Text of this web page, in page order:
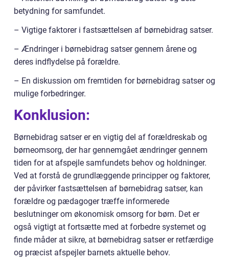
betydning for samfundet.
– Vigtige faktorer i fastsættelsen af børnebidrag satser.
– Ændringer i børnebidrag satser gennem årene og
deres indflydelse på forældre.
– En diskussion om fremtiden for børnebidrag satser og
mulige forbedringer.
Konklusion:
Børnebidrag satser er en vigtig del af forældreskab og
børneomsorg, der har gennemgået ændringer gennem
tiden for at afspejle samfundets behov og holdninger.
Ved at forstå de grundlæggende principper og faktorer,
der påvirker fastsættelsen af børnebidrag satser, kan
forældre og pædagoger træffe informerede
beslutninger om økonomisk omsorg for børn. Det er
også vigtigt at fortsætte med at forbedre systemet og
finde måder at sikre, at børnebidrag satser er retfærdige
og præcist afspejler barnets aktuelle behov.